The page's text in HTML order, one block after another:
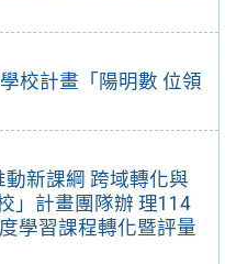
校計畫「陽明數 位領
動新課綱 跨域轉化與
」計畫團隊辦 理114
學習課程轉化暨評量